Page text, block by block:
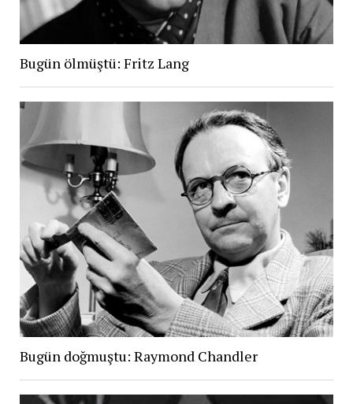
Bugün ölmüştü: Fritz Lang
Bugün doğmuştu: Raymond Chandler